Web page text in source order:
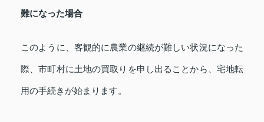
難になった場合
このように、客観的に農業の継続が難しい状況になった
際、市町村に土地の買取りを申し出ることから、宅地転
用の手続きが始まります。